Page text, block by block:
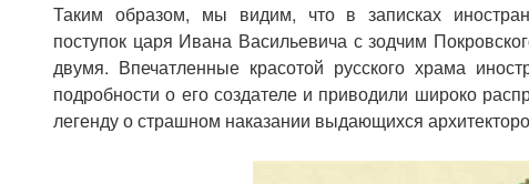
Таким образом, мы видим, что в записках
поступок царя Ивана Васильевича с зодчим
двумя. Впечатленные красотой русского храма
подробности о его создателе и приводили широко
легенду о страшном наказании выдающихся